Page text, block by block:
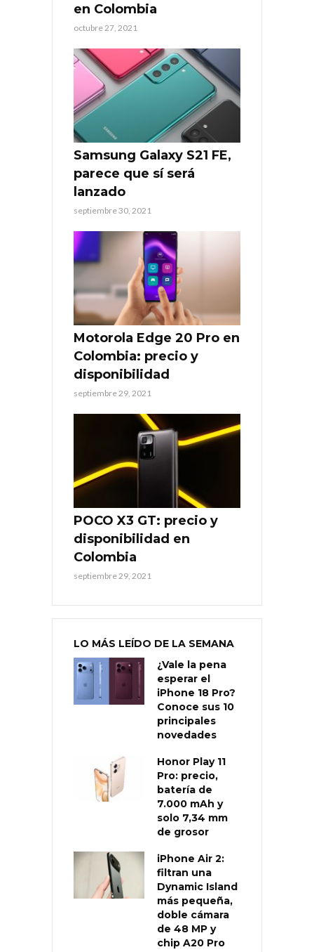
en Colombia
octubre 27, 2021
Samsung Galaxy S21 FE,
parece que sí será
lanzado
septiembre 30, 2021
Motorola Edge 20 Pro en
Colombia: precio y
disponibilidad
septiembre 29, 2021
POCO X3 GT: precio y
disponibilidad en
Colombia
septiembre 29, 2021
LO MÁS LEÍDO DE LA SEMANA
¿Vale la pena
esperar el
iPhone 18 Pro?
Conoce sus 10
principales
novedades
Honor Play 11
Pro: precio,
batería de
7.000 mAh y
solo 7,34 mm
de grosor
iPhone Air 2:
filtran una
Dynamic Island
más pequeña,
doble cámara
de 48 MP y
chip A20 Pro